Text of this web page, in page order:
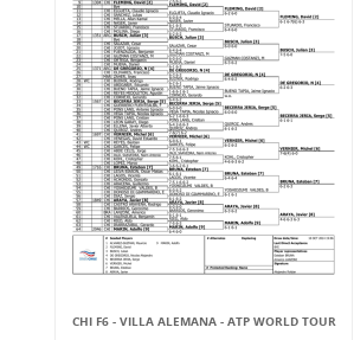
CHI F6 - VILLA ALEMANA - ATP WORLD TOUR